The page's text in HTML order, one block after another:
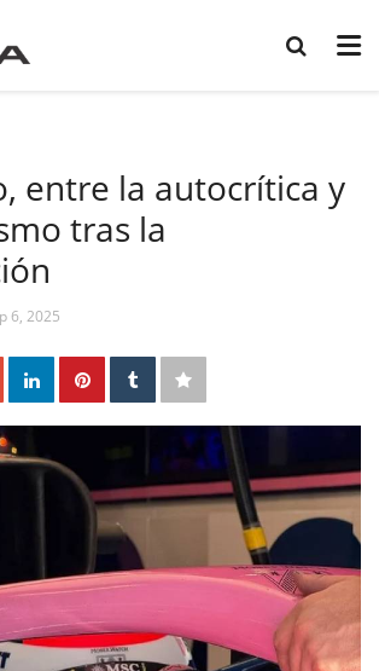
entre la autocrítica y
tras la
6, 2025